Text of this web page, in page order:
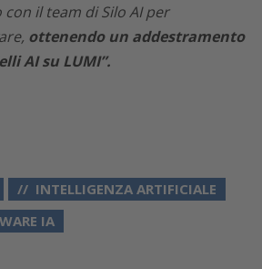
il team di Silo AI per
ottenendo un addestramento
AI su LUMI”.
INTELLIGENZA ARTIFICIALE
IA